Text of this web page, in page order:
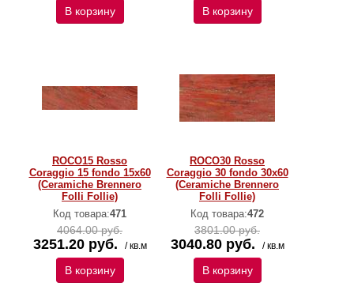
В корзину В корзину
ROCO15 Rosso
Coraggio 15 fondo 15x60
(Ceramiche Brennero
Folli Follie)
Код товара:471
4064.00 руб.
3251.20 руб. / кв.м
В корзину
ROCO30 Rosso
Coraggio 30 fondo 30x60
(Ceramiche Brennero
Folli Follie)
Код товара:472
3801.00 руб.
3040.80 руб. / кв.м
В корзину